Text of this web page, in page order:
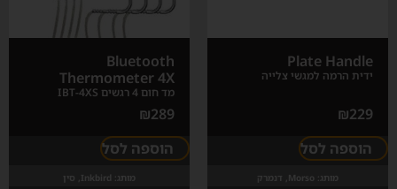
Plate Handle
ידית הרמה למגשי צלייה
₪229
הוספה לסל
מותג: Morso, דנמרק
Bluetooth
Thermometer 4X
מד חום 4 רגשים IBT-4XS
₪289
הוספה לסל
מותג: Inkbird, סין